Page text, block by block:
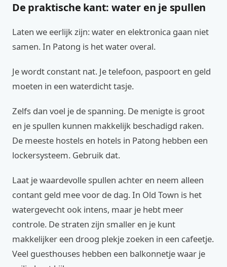
De praktische kant: water en je spullen
Laten we eerlijk zijn: water en elektronica gaan niet
samen. In Patong is het water overal.
Je wordt constant nat. Je telefoon, paspoort en geld
moeten in een waterdicht tasje.
Zelfs dan voel je de spanning. De menigte is groot
en je spullen kunnen makkelijk beschadigd raken.
De meeste hostels en hotels in Patong hebben een
lockersysteem. Gebruik dat.
Laat je waardevolle spullen achter en neem alleen
contant geld mee voor de dag. In Old Town is het
watergevecht ook intens, maar je hebt meer
controle. De straten zijn smaller en je kunt
makkelijker een droog plekje zoeken in een cafeetje.
Veel guesthouses hebben een balkonnetje waar je